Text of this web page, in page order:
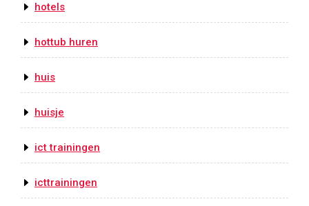
hotels
hottub huren
huis
huisje
ict trainingen
icttrainingen